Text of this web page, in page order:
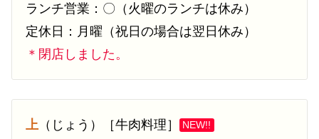
ランチ営業：〇（火曜のランチは休み）
定休日：月曜（祝日の場合は翌日休み）
＊閉店しました。
上 （じょう）［牛肉料理］ NEW!!